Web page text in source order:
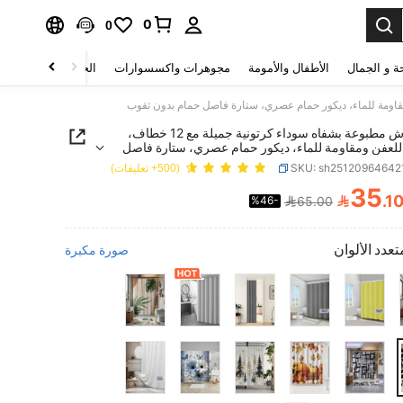
0
0
و الجمال الأطفال والأمومة مجوهرات واكسسوارات الحقائب والأمتعة
ستارة دش مطبوعة بشفاه سوداء كرتونية جميلة مع 12 خطاف،
ومقاومة للماء، ديكور حمام عصري، ستارة فاصل
ثقوب
SKU: (500+ تعليقات)
PRICE AND 35.10
65.00
%46-
الألوان صورة مكبرة